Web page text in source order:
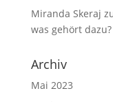
Miranda Skeraj
was gehört dazu?
Archiv
Mai 2023